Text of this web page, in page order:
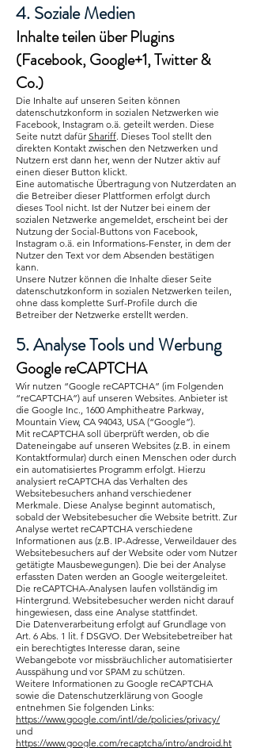
4. Soziale Medien
Inhalte teilen über Plugins
(Facebook, Google+1, Twitter &
Co.)
Die Inhalte auf unseren Seiten können
datenschutzkonform in sozialen Netzwerken wie
Facebook, Instagram o.ä. geteilt werden. Diese
Seite nutzt dafür Shariff. Dieses Tool stellt den
direkten Kontakt zwischen den Netzwerken und
Nutzern erst dann her, wenn der Nutzer aktiv auf
einen dieser Button klickt.
Eine automatische Übertragung von Nutzerdaten an
die Betreiber dieser Plattformen erfolgt durch
dieses Tool nicht. Ist der Nutzer bei einem der
sozialen Netzwerke angemeldet, erscheint bei der
Nutzung der Social-Buttons von Facebook,
Instagram o.ä. ein Informations-Fenster, in dem der
Nutzer den Text vor dem Absenden bestätigen
kann.
Unsere Nutzer können die Inhalte dieser Seite
datenschutzkonform in sozialen Netzwerken teilen,
ohne dass komplette Surf-Profile durch die
Betreiber der Netzwerke erstellt werden.
5. Analyse Tools und Werbung
Google reCAPTCHA
Wir nutzen “Google reCAPTCHA” (im Folgenden
“reCAPTCHA”) auf unseren Websites. Anbieter ist
die Google Inc., 1600 Amphitheatre Parkway,
Mountain View, CA 94043, USA (“Google”).
Mit reCAPTCHA soll überprüft werden, ob die
Dateneingabe auf unseren Websites (z.B. in einem
Kontaktformular) durch einen Menschen oder durch
ein automatisiertes Programm erfolgt. Hierzu
analysiert reCAPTCHA das Verhalten des
Websitebesuchers anhand verschiedener
Merkmale. Diese Analyse beginnt automatisch,
sobald der Websitebesucher die Website betritt. Zur
Analyse wertet reCAPTCHA verschiedene
Informationen aus (z.B. IP-Adresse, Verweildauer des
Websitebesuchers auf der Website oder vom Nutzer
getätigte Mausbewegungen). Die bei der Analyse
erfassten Daten werden an Google weitergeleitet.
Die reCAPTCHA-Analysen laufen vollständig im
Hintergrund. Websitebesucher werden nicht darauf
hingewiesen, dass eine Analyse stattfindet.
Die Datenverarbeitung erfolgt auf Grundlage von
Art. 6 Abs. 1 lit. f DSGVO. Der Websitebetreiber hat
ein berechtigtes Interesse daran, seine
Webangebote vor missbräuchlicher automatisierter
Ausspähung und vor SPAM zu schützen.
Weitere Informationen zu Google reCAPTCHA
sowie die Datenschutzerklärung von Google
entnehmen Sie folgenden Links:
https://www.google.com/intl/de/policies/privacy/
und
https://www.google.com/recaptcha/intro/android.ht